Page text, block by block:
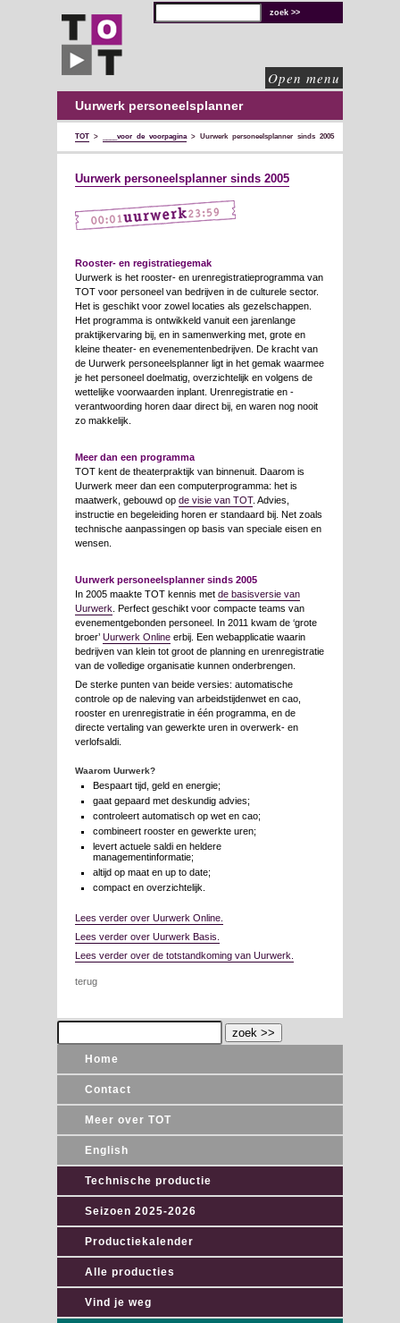
voor
culturele
sector
Open menu
Uurwerk personeelsplanner
TOT > ____voor de voorpagina> Uurwerk personeelsplanner sinds 2005
Uurwerk personeelsplanner sinds 2005
Rooster- en registratiegemak
Uurwerk is het rooster- en urenregistratieprogramma van
TOT voor personeel van bedrijven in de culturele sector.
Het is geschikt voor zowel locaties als gezelschappen.
Het programma is ontwikkeld vanuit een jarenlange
praktijkervaring bij, en in samenwerking met, grote en
kleine theater- en evenementenbedrijven. De kracht van
de Uurwerk personeelsplanner ligt in het gemak waarmee
je het personeel doelmatig, overzichtelijk en volgens de
wettelijke voorwaarden inplant. Urenregistratie en -
verantwoording horen daar direct bij, en waren nog nooit
zo makkelijk.
Meer dan een programma
TOT kent de theaterpraktijk van binnenuit. Daarom is
Uurwerk meer dan een computerprogramma: het is
maatwerk, gebouwd op de visie van TOT. Advies,
instructie en begeleiding horen er standaard bij. Net zoals
technische aanpassingen op basis van speciale eisen en
wensen.
Uurwerk personeelsplanner sinds 2005
In 2005 maakte TOT kennis met de basisversie van
Uurwerk . Perfect geschikt voor compacte teams van
evenementgebonden personeel. In 2011 kwam de ‘grote
broer’ Uurwerk Online erbij. Een webapplicatie waarin
bedrijven van klein tot groot de planning en urenregistratie
van de volledige organisatie kunnen onderbrengen.
De sterke punten van beide versies: automatische
controle op de naleving van arbeidstijdenwet en cao,
rooster en urenregistratie in één programma, en de
directe vertaling van gewerkte uren in overwerk- en
verlofsaldi.
Waarom Uurwerk?
Bespaart tijd, geld en energie;
gaat gepaard met deskundig advies;
controleert automatisch op wet en cao;
combineert rooster en gewerkte uren;
levert actuele saldi en heldere
managementinformatie;
altijd op maat en up to date;
compact en overzichtelijk.
Lees verder over Uurwerk Online.
Lees verder over Uurwerk Basis.
Lees verder over de totstandkoming van Uurwerk.
terug
Home
Contact
Meer over TOT
English
Technische productie
Seizoen 2025-2026
Productiekalender
Alle producties
Vind je weg